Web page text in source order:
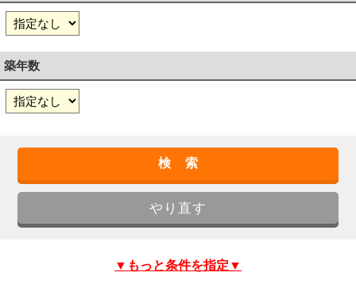
築年数
▼もっと条件を指定▼